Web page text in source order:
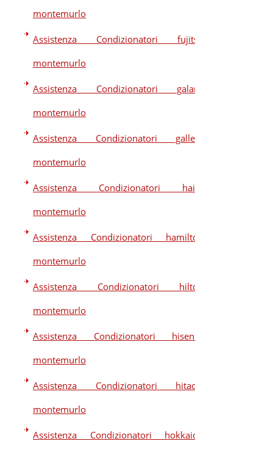
montemurlo
Assistenza Condizionatori fujitsu
montemurlo
Assistenza Condizionatori galanz
montemurlo
Assistenza Condizionatori galletti
montemurlo
Assistenza Condizionatori haier
montemurlo
Assistenza Condizionatori hamilton
montemurlo
Assistenza Condizionatori hilton
montemurlo
Assistenza Condizionatori hisense
montemurlo
Assistenza Condizionatori hitachi
montemurlo
Assistenza Condizionatori hokkaido